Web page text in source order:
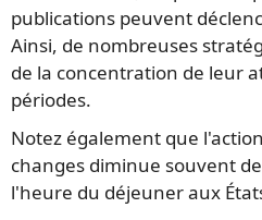
publications peuvent
Ainsi, de nombreuses
de la concentration de leur
périodes.
Notez également que
changes diminue souvent
l'heure du déjeuner aux